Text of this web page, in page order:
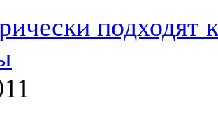
подходят